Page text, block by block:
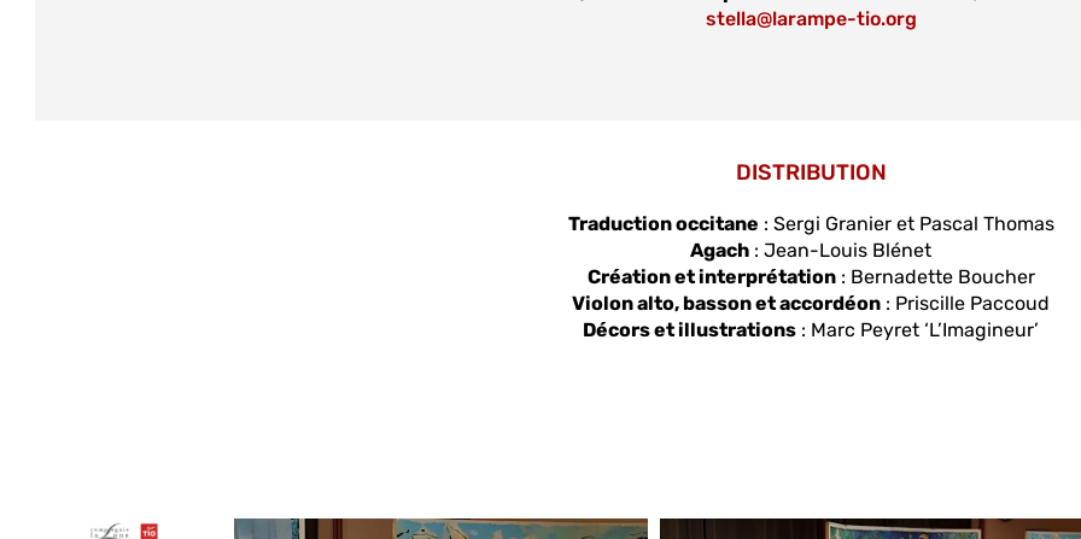
stella@larampe-tio.org
DISTRIBUTION
Traduction occitane : Sergi Granier et Pascal Thomas
Agach : Jean-Louis Blénet
Création et interprétation: Bernadette Boucher
Violon alto, basson et accordéon : Priscille Paccoud
Décors et illustrations : Marc Peyret ‘L’Imagineur’